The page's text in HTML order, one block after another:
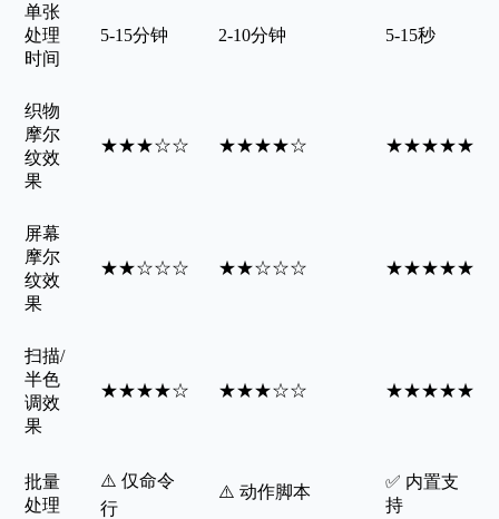
单张
处理
时间
5-15分钟 2-10分钟 5-15秒
织物
摩尔
纹效
果
★★★☆☆ ★★★★☆ ★★★★★
屏幕
摩尔
纹效
果
★★☆☆☆ ★★☆☆☆ ★★★★★
扫描/
半色
调效
果
★★★★☆ ★★★☆☆ ★★★★★
批量
处理
⚠️ 仅命令
行
⚠️ 动作脚本
✅ 内置支
持